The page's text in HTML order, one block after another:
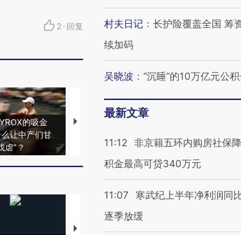
2 · 回复
的吸金
让中产们甘
虐”？
马航飞行员跨国走私7万
育部长拱下台
【推广】走进第四届链博
村夫日记 ： 长护险覆盖全国 筹
续加码
吴晓波 ： “沉睡”的10万亿元公
最新文章
11:12 非京籍五环内购房社保
积金最高可贷340万元
11:07
寒武纪上半年净利润同
逐季放缓